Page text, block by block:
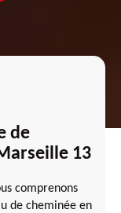
de
13
comprenons
de cheminée en